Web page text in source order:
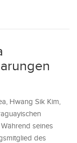
Hwang Sik Kim,
seines
des